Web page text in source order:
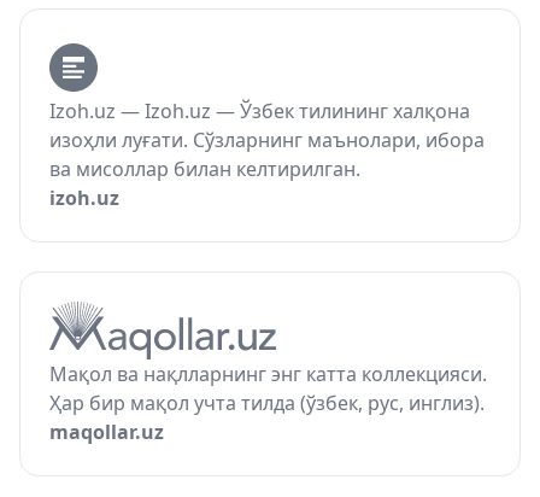
Izoh.uz — Izoh.uz — Ўзбек тилининг халқона
изоҳли луғати. Сўзларнинг маънолари, ибора
ва мисоллар билан келтирилган.
izoh.uz
Мақол ва нақлларнинг энг катта коллекцияси.
Ҳар бир мақол учта тилда (ўзбек, рус, инглиз).
maqollar.uz